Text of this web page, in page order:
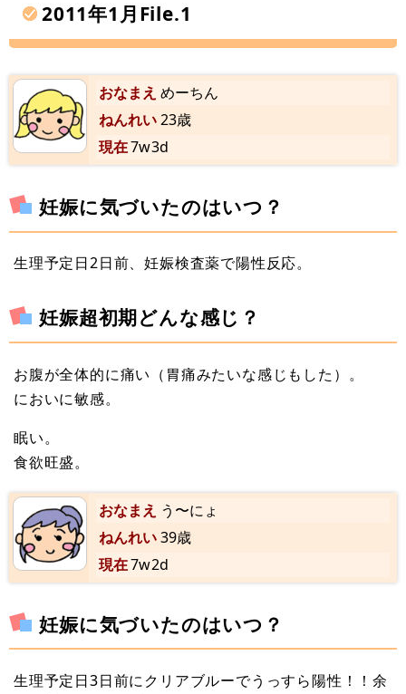
2011年1月File.1
おなまえ めーちん
ねんれい23歳
現在7w3d
妊娠に気づいたのはいつ？
生理予定日2日前、妊娠検査薬で陽性反応。
妊娠超初期どんな感じ？
お腹が全体的に痛い（胃痛みたいな感じもした）。
においに敏感。
眠い。
食欲旺盛。
おなまえ う〜にょ
ねんれい39歳
現在7w2d
妊娠に気づいたのはいつ？
生理予定日3日前にクリアブルーでうっすら陽性！！余